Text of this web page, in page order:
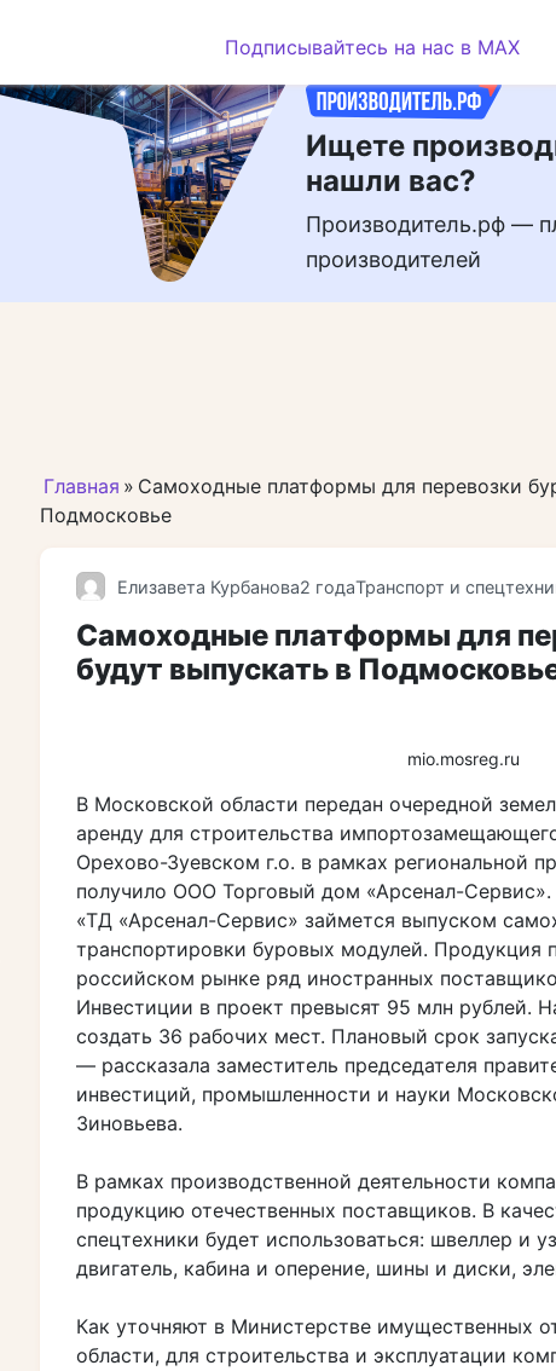
Ищете
нашли вас?
Производитель.рф —
производителей
Подписывайтесь на нас в MAX
Главная » Самоходные платформы для перевозки
Подмосковье
Елизавета Курбанова2 годаТранспорт и
Самоходные платформы для
будут выпускать в
mio.mosreg.ru
В Московской области передан очередной
аренду для строительства
Орехово-Зуевском г.о. в рамках региональной
получило ООО Торговый дом «Арсенал-Сервис».
«ТД «Арсенал-Сервис» займется выпуском
транспортировки буровых модулей. Продукция
российском рынке ряд иностранных
Инвестиции в проект превысят 95 млн рублей.
создать 36 рабочих мест. Плановый срок
— рассказала заместитель председателя
инвестиций, промышленности и науки
Зиновьева.
В рамках производственной деятельности
продукцию отечественных поставщиков. В
спецтехники будет использоваться: швеллер и
двигатель, кабина и оперение, шины и диски,
Как уточняют в Министерстве имущественных
области, для строительства и эксплуатации